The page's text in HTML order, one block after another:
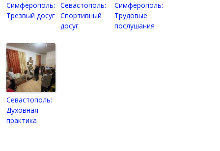
Симферополь:
Трезвый досуг
Севастополь:
Спортивный
досуг
Симферополь:
Трудовые
послушания
Севастополь:
Духовная
практика